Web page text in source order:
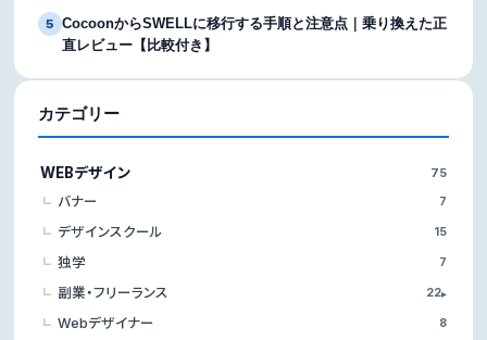
5 CocoonからSWELLに移行する手順と注意点｜乗り換えた正
直レビュー【比較付き】
カテゴリー
WEBデザイン 75
バナー 7
デザインスクール 15
独学 7
副業・フリーランス 22▸
Webデザイナー 8